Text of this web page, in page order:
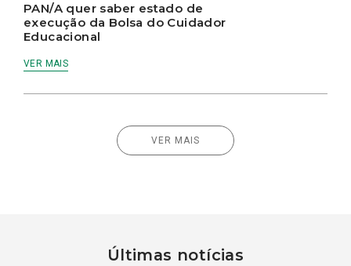
PAN/A quer saber estado de
execução da Bolsa do Cuidador
Educacional
VER MAIS
VER MAIS
Últimas notícias